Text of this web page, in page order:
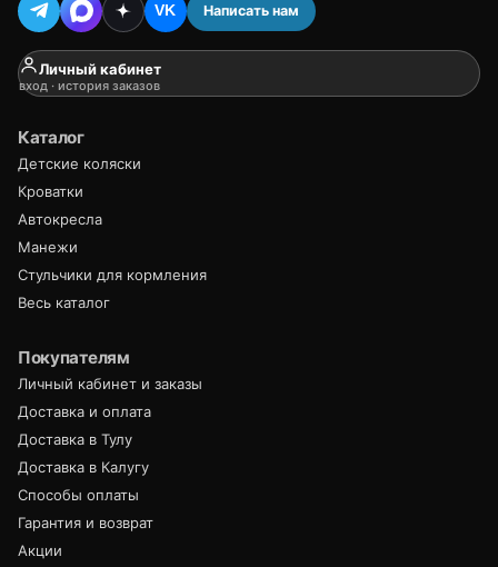
VK Написать нам
Личный кабинет
вход · история заказов
Каталог
Детские коляски
Кроватки
Автокресла
Манежи
Стульчики для кормления
Весь каталог
Покупателям
Личный кабинет и заказы
Доставка и оплата
Доставка в Тулу
Доставка в Калугу
Способы оплаты
Гарантия и возврат
Акции